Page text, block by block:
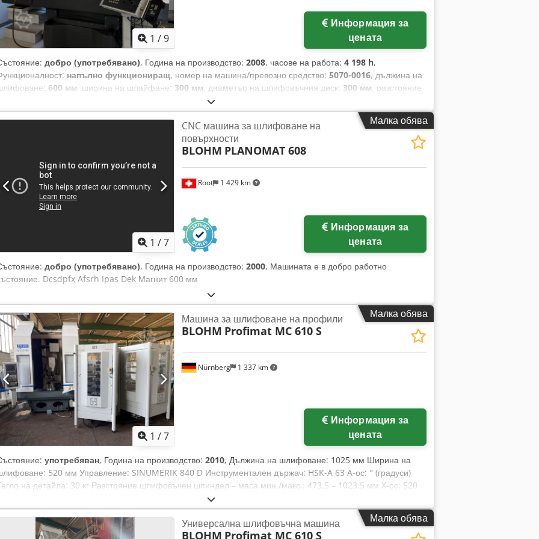
1 /9
цената
добро (употребявано), Година на производство: 2008, часове на работа: 4 198 h,
напълно функциониращ, номер на машина/превозно средство: 5070-0016, дължина на
600 мм, ширина на шлайфане: 300 мм, диаметър на шлифовъчния диск: 300 мм, разстояние
, ширина на шлифовъчен диск:
височина:2 300 мм, изискване за пространство дължина:2 960 мм, необходима ширина:
, употребявана плоскошлифовъчна машина Dcjdsy Ry Dqopfx Af Djk Много добре поддържано
Малка обява
1 /7
Root 1 429 km
CNC машина за шлифоване на
повърхности
BLOHM PLANOMAT 608
цената
добро (употребявано), Година на производство: 2000, Машината е в добро работно
Dcsdpfx Afsrh Ipas Dek Магнит 600 мм
Малка обява
1 /7
Nürnberg 1 337 km
Машина за шлифоване на профили
BLOHM Profimat MC 610 S
цената
употребяван, Година на производство: 2010, Дължина на шлифоване: 1025 мм Ширина на
520 мм Управление: SINUMERIK 840 D Инструментален държач: HSK-A 63 A-ос: ° (градуси)
на детайла: 30 кг Разстояние шлифовъчен шпиндел – маса мин./макс.: 473,5 – 1023,5 мм X-ос: 520
мм Y-ос: 550 мм Z-ос: 1000 мм V-ос: 166 мм Подаване (X-ос): 4 – 6.000 мм/мин Подаване (Y-ос): 4 – 4.000
мин Подаване (Z-ос): 30 – 25.000 мм/мин Dcsdpfevxwl Asx Af Dsk Размери на масата: 1.400 x 874 мм
Обороти на шлифовъчен шпиндел, безстепенно: 0 – 12.000 об./мин Задвижваща мощност – шлифовъчен
мотор: 35,00 kW Диаметър на шлифовъчен диск мин./макс.: 100 / 300 мм Ширина на шлифовъчен диск: 60
Малка обява
Универсална шлифовъчна машина
BLOHM Profimat MC 610 S